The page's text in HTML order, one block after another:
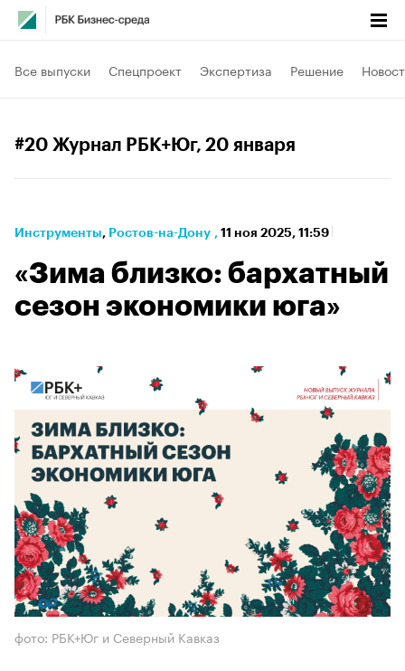
Все выпуски Спецпроект Экспертиза Решение
#20 Журнал РБК+Юг, 20 января
Инструменты⁠, Ростов-на-Дону , 11 ноя 2025, 11:59
«Зима близко: бархатный
сезон экономики юга»
фото: РБК+Юг и Северный Кавказ